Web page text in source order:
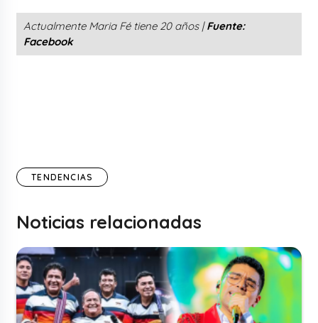
Actualmente Maria Fé tiene 20 años |Fuente:
Facebook
TENDENCIAS
Noticias relacionadas